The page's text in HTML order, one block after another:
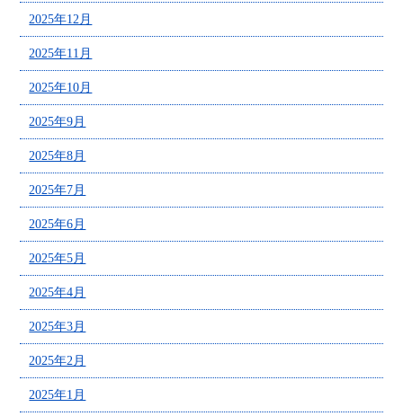
2025年12月
2025年11月
2025年10月
2025年9月
2025年8月
2025年7月
2025年6月
2025年5月
2025年4月
2025年3月
2025年2月
2025年1月